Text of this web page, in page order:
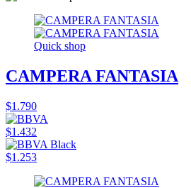
Quick shop
CAMPERA FANTASIA
$1.790
$1.432
$1.253